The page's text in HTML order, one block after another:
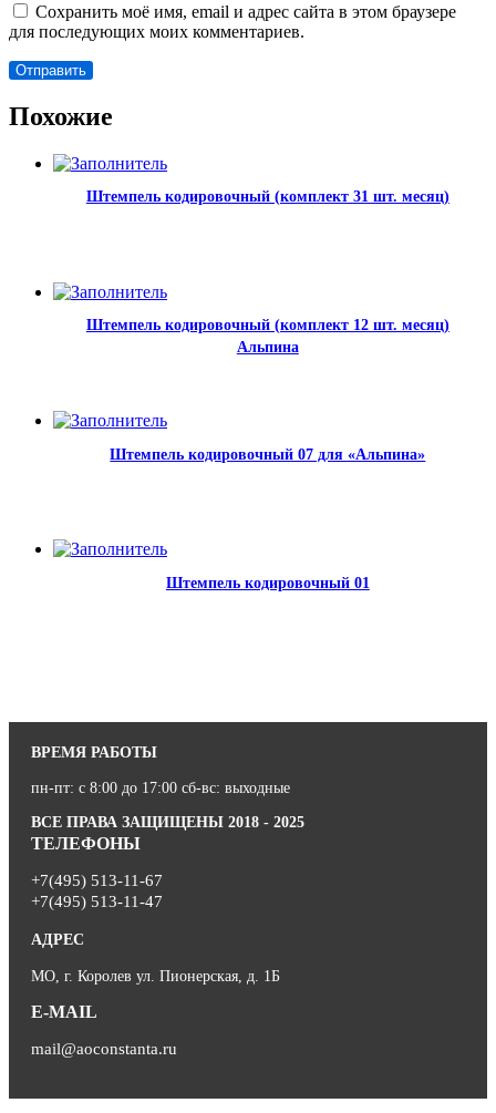
Сохранить моё имя, email и адрес сайта в этом браузере
для последующих моих комментариев.
Похожие
Штемпель кодировочный (комплект 31 шт. месяц)
Штемпель кодировочный (комплект 12 шт. месяц)
Альпина
Штемпель кодировочный 07 для «Альпина»
Штемпель кодировочный 01
ВРЕМЯ РАБОТЫ
пн-пт: с 8:00 до 17:00 сб-вс: выходные
ВСЕ ПРАВА ЗАЩИЩЕНЫ 2018 - 2025
ТЕЛЕФОНЫ
+7(495) 513-11-67
+7(495) 513-11-47
АДРЕС
МО, г. Королев ул. Пионерская, д. 1Б
E-MAIL
mail@aoconstanta.ru